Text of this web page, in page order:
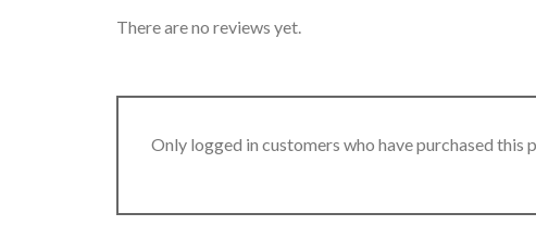
There are no reviews yet.
Only logged in customers who have purchased this